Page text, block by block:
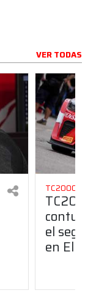
VER TODAS
TC2000
el
en El